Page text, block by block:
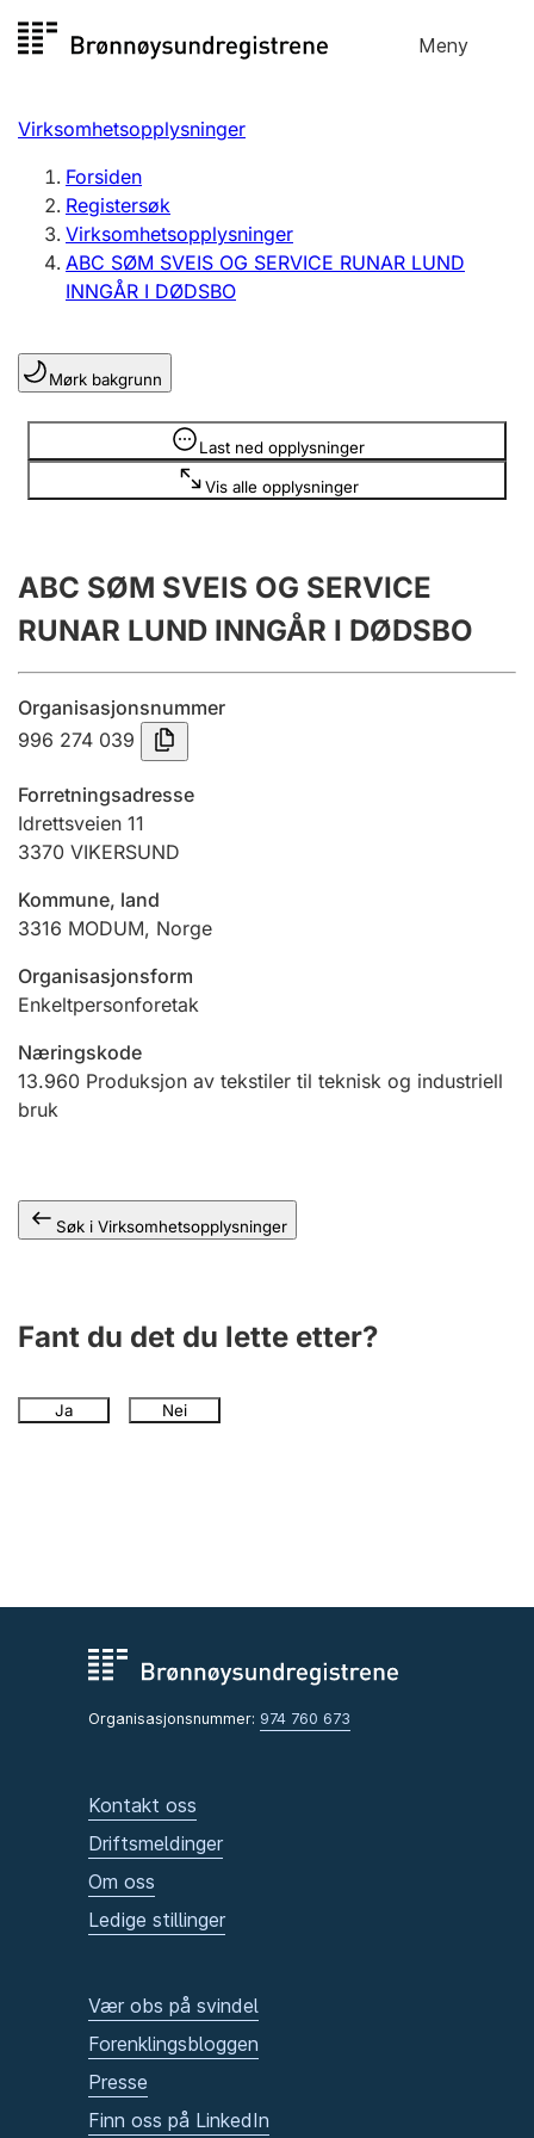
til
Meny
Registersøk
Aksjeselskap
Enkeltpersonforetak
Registrere, endre, slette
Lag og forening
Registrere, endre, slette
Flere organisasjonsformer
Årsregnskap
Innsending og forsinkelsesgebyr
Tinglysing
Jeger
Betaling og jegeravgiftskort
Ektepaktveileder
Offentlig sektor
Andre tema
Virksomhetsopplysninger
Forsiden
Registersøk
Virksomhetsopplysninger
ABC SØM SVEIS OG SERVICE RUNAR LUND
INNGÅR I DØDSBO
Mørk bakgrunn
Last ned opplysninger
Vis alle opplysninger
Opplysninger er skjult
ABC SØM SVEIS OG SERVICE
RUNAR LUND INNGÅR I DØDSBO
Organisasjonsnummer
996 274 039
Forretningsadresse
Idrettsveien 11
3370 VIKERSUND
Kommune, land
3316 MODUM, Norge
Organisasjonsform
Enkeltpersonforetak
Næringskode
13.960 Produksjon av tekstiler til teknisk og industriell
bruk
Søk i Virksomhetsopplysninger
Fant du det du lette etter?
Ja Nei
Organisasjonsnummer: 974 760 673
Kontakt oss
Driftsmeldinger
Om oss
Ledige stillinger
Vær obs på svindel
Forenklingsbloggen
Presse
Finn oss på LinkedIn